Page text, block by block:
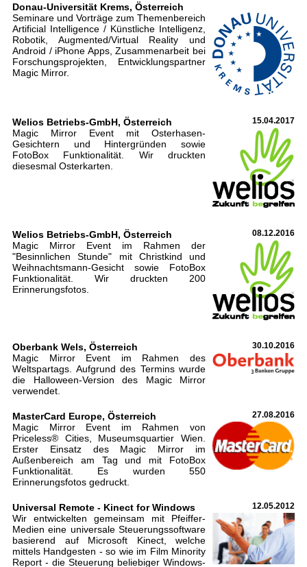
Donau-Universität Krems, Österreich
Seminare und Vorträge zum Themenbereich
Artificial Intelligence / Künstliche Intelligenz,
Robotik, Augmented/Virtual Reality und
Android / iPhone Apps, Zusammenarbeit bei
Forschungsprojekten, Entwicklungspartner
Magic Mirror.
Welios Betriebs-GmbH, Österreich 15.04.2017
Magic Mirror Event mit Osterhasen-
Gesichtern und Hintergründen sowie
FotoBox Funktionalität. Wir druckten
diesesmal Osterkarten.
Welios Betriebs-GmbH, Österreich 08.12.2016
Magic Mirror Event im Rahmen der
"Besinnlichen Stunde" mit Christkind und
Weihnachtsmann-Gesicht sowie FotoBox
Funktionalität. Wir druckten 200
Erinnerungsfotos.
Oberbank Wels, Österreich 30.10.2016
Magic Mirror Event im Rahmen des
Weltspartags. Aufgrund des Termins wurde
die Halloween-Version des Magic Mirror
verwendet.
MasterCard Europe, Österreich 27.08.2016
Magic Mirror Event im Rahmen von
Priceless® Cities, Museumsquartier Wien.
Erster Einsatz des Magic Mirror im
Außenbereich am Tag und mit FotoBox
Funktionalität. Es wurden 550
Erinnerungsfotos gedruckt.
Universal Remote - Kinect for Windows 12.05.2012
Wir entwickelten gemeinsam mit Pfeiffer-
Medien eine universale Steuerungssoftware
basierend auf Microsoft Kinect, welche
mittels Handgesten - so wie im Film Minority
Report - die Steuerung beliebiger Windows-